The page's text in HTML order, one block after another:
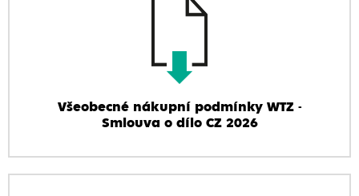
Všeobecné nákupní podmínky WTZ -
Smlouva o dílo CZ 2026